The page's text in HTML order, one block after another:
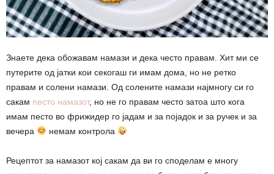
Знаете дека обожавам намази и дека често правам. Хит ми се
путерите од јатки кои секогаш ги имам дома, но не ретко
правам и солени намази. Од солените намази најмногу си го
сакам песто намазот, но не го правам често затоа што кога
имам песто во фрижидер го јадам и за појадок и за ручек и за
вечера
немам контрола
Рецептот за намазот кој сакам да ви го споделам е многу